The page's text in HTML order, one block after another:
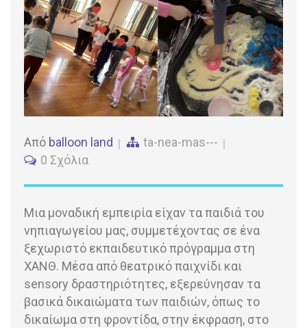
Από balloon land
ta-nea-mas---
0 Σχόλια
Μια μοναδική εμπειρία είχαν τα παιδιά του
νηπιαγωγείου μας, συμμετέχοντας σε ένα
ξεχωριστό εκπαιδευτικό πρόγραμμα στη
ΧΑΝΘ. Μέσα από θεατρικό παιχνίδι και
sensory δραστηριότητες, εξερεύνησαν τα
βασικά δικαιώματα των παιδιών, όπως το
δικαίωμα στη φροντίδα, στην έκφραση, στο